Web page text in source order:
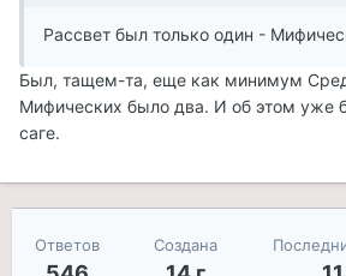
Рассвет был только один -
Был, тащем-та, еще как минимум
Мифических было два. И об этом уже
саге.
Ответов Создана